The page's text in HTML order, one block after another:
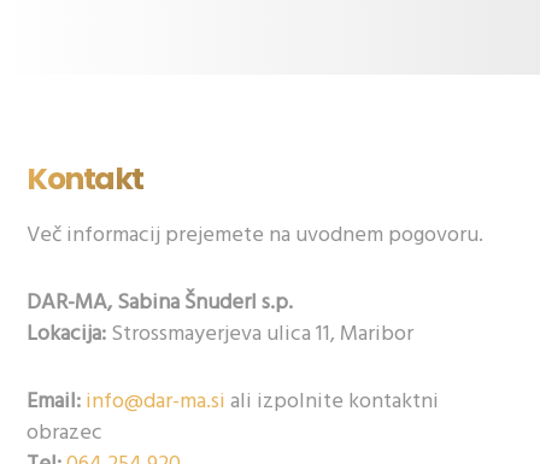
Kontakt
Več informacij prejemete na uvodnem pogovoru.
DAR-MA, Sabina Šnuderl s.p.
Lokacija:Strossmayerjeva ulica 11, Maribor
Email:info@dar-ma.si ali izpolnite kontaktni
obrazec